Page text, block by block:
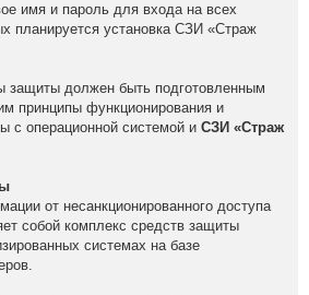
имя и пароль для входа на всех
планируется установка СЗИ «Страж
защиты должен быть подготовленным
принципы функционирования и
с операционной системой и СЗИ «Страж
от несанкционированного доступа
собой комплекс средств защиты
системах на базе